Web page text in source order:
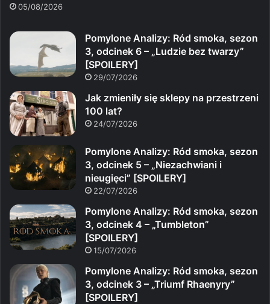
05/08/2026
Pomylone Analizy: Ród smoka, sezon
3, odcinek 6 – „Ludzie bez twarzy”
[SPOILERY]
29/07/2026
Jak zmieniły się sklepy na przestrzeni
100 lat?
24/07/2026
Pomylone Analizy: Ród smoka, sezon
3, odcinek 5 – „Niezachwiani i
nieugięci” [SPOILERY]
22/07/2026
Pomylone Analizy: Ród smoka, sezon
3, odcinek 4 – „Tumbleton”
[SPOILERY]
15/07/2026
Pomylone Analizy: Ród smoka, sezon
3, odcinek 3 – „Triumf Rhaenyry”
[SPOILERY]